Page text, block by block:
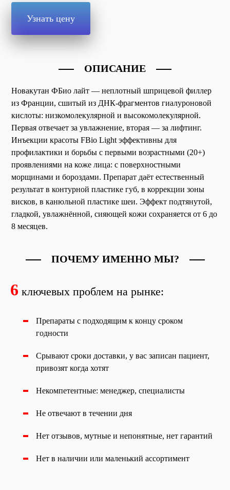
Узнать цену
ОПИСАНИЕ
Новакутан ФБио лайт — неплотный шприцевой филлер
из Франции, сшитый из ДНК-фрагментов гиалуроновой
кислоты: низкомолекулярной и высокомолекулярной.
Первая отвечает за увлажнение, вторая — за лифтинг.
Инъекции красоты FBio Light эффективны для
профилактики и борьбы с первыми возрастными (20+)
проявлениями на коже лица: с поверхностными
морщинами и бороздами. Препарат даёт естественный
результат в контурной пластике губ, в коррекции зоны
висков, в канюльной пластике шеи. Эффект подтянутой,
гладкой, увлажнённой, сияющей кожи сохраняется от 6 до
8 месяцев.
ПОЧЕМУ ИМЕННО МЫ?
6 ключевых проблем на рынке:
Препараты с подходящим к концу сроком
годности
Срывают сроки доставки, у вас записан пациент,
привозят когда хотят
Некомпетентные: менеджер, специалисты
Не отвечают в течении дня
Нет отзывов, мутные и непонятные, нет гарантий
Нет в наличии или маленький ассортимент